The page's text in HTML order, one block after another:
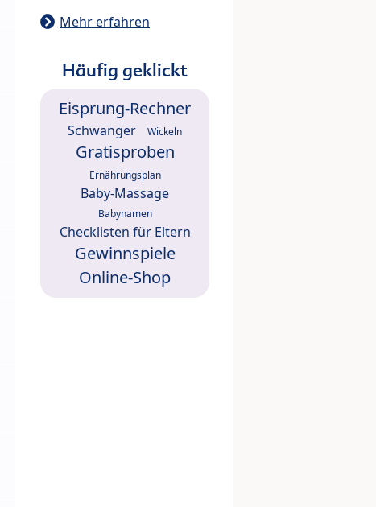
Mehr erfahren
Häufig geklickt
Eisprung-Rechner
Schwanger Wickeln
Gratisproben
Ernährungsplan
Baby-Massage
Babynamen
Checklisten für Eltern
Gewinnspiele
Online-Shop